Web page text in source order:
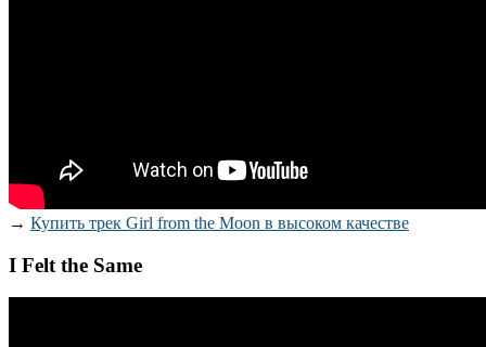
→ Купить трек Girl from the Moon в высоком качестве
I Felt the Same